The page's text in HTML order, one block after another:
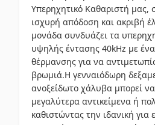
Υπερηχητικό Καθαριστή μας,
ισχυρή απόδοση και ακριβή
μονάδα συνδυάζει τα
υψηλής έντασης 40kHz με
θέρμανσης για να
βρωμιά.Η γενναιόδωρη
ανοξείδωτο χάλυβα μπορεί
μεγαλύτερα αντικείμενα ή
καθιστώντας την ιδανική για